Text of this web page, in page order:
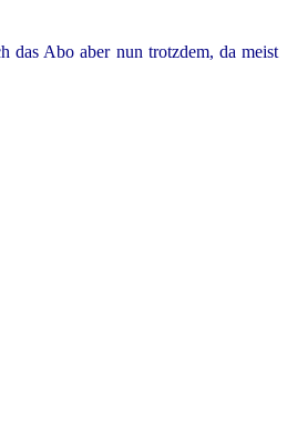
das Abo aber nun trotzdem, da meist